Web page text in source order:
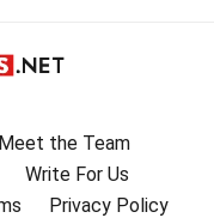
Meet the Team
Write For Us
Privacy Policy